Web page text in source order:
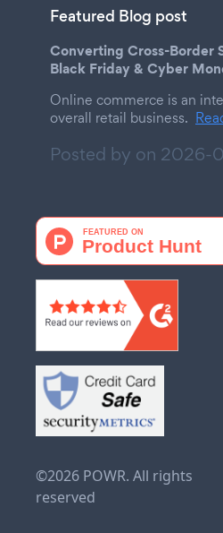
Featured Blog post
Converting Cross-Border
Black Friday & Cyber
Online commerce is an
overall retail business.
Posted by on 2026-
©2026 POWR. All rights
reserved